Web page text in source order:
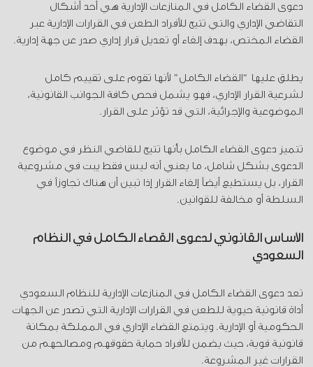
دعوى القضاء الكامل في المنازعات الإدارية هي أحد أشكال
التقاضي الإداري والتي تتيح للأفراد الطعن في القرارات الإدارية عبر
القضاء المختص، بهدف إلغاء أو تعديل قرار إداري صدر عن جهة إدارية.
يطلق عليها “القضاء الكامل” لأنها تقوم على تقييم كامل
لشرعية القرار الإداري، فهو يشمل فحص كافة الجوانب القانونية،
الموضوعية والإجرائية، التي قد تؤثر على القرار.
تتميز دعوى القضاء الكامل بأنها تتيح للقاضي النظر في موضوع
الدعوى بشكل شامل، ما يعني أنه ليس فقط يبت في مشروعية
القرار، بل يستطيع أيضاً إلغاء القرار إذا تبين أن هناك تجاوزاً في
السلطة أو مخالفة للقوانين.
الأساس القانوني لدعوى القضاء الكامل في النظام
السعودي
تعد دعوى القضاء الكامل في المنازعات الإدارية للنظام السعودي
أداة قانونية حيوية للطعن في القرارات الإدارية التي تصدر عن الجهات
الحكومية أو الإدارية. ويتمتع القضاء الإداري في المملكة بمكانة
قانونية قوية، حيث يضمن للأفراد حماية حقوقهم ومصالحهم من
القرارات غير المشروعة.